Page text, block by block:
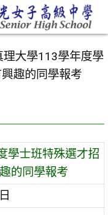
理大學113學年度學
趣的同學報考
學士班特殊選才招
的同學報考